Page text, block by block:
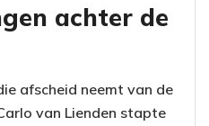
achter de
afscheid neemt van de
van Lienden stapte